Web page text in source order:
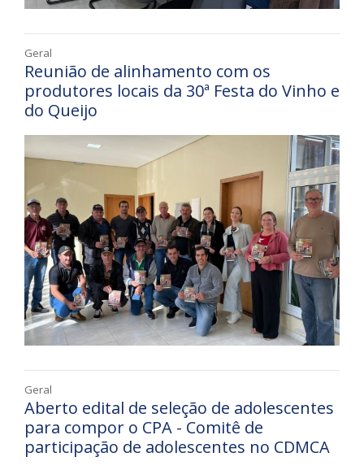
Geral
Reunião de alinhamento com os
produtores locais da 30ª Festa do Vinho e
do Queijo
Geral
Aberto edital de seleção de adolescentes
para compor o CPA - Comitê de
participação de adolescentes no CDMCA